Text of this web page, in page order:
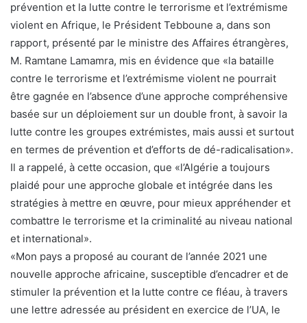
prévention et la lutte contre le terrorisme et l’extrémisme
violent en Afrique, le Président Tebboune a, dans son
rapport, présenté par le ministre des Affaires étrangères,
M. Ramtane Lamamra, mis en évidence que «la bataille
contre le terrorisme et l’extrémisme violent ne pourrait
être gagnée en l’absence d’une approche compréhensive
basée sur un déploiement sur un double front, à savoir la
lutte contre les groupes extrémistes, mais aussi et surtout
en termes de prévention et d’efforts de dé-radicalisation».
Il a rappelé, à cette occasion, que «l’Algérie a toujours
plaidé pour une approche globale et intégrée dans les
stratégies à mettre en œuvre, pour mieux appréhender et
combattre le terrorisme et la criminalité au niveau national
et international».
«Mon pays a proposé au courant de l’année 2021 une
nouvelle approche africaine, susceptible d’encadrer et de
stimuler la prévention et la lutte contre ce fléau, à travers
une lettre adressée au président en exercice de l’UA, le